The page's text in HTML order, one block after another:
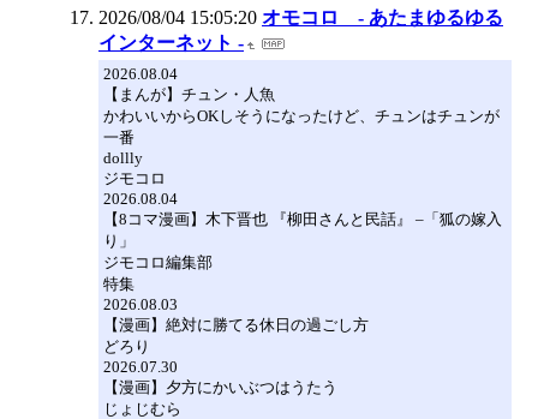
2026/08/04 15:05:20 オモコロ - あたまゆるゆる
インターネット -
2026.08.04
【まんが】チュン・人魚
かわいいからOKしそうになったけど、チュンはチュンが
一番
dollly
ジモコロ
2026.08.04
【8コマ漫画】木下晋也 『柳田さんと民話』 –「狐の嫁入
り」
ジモコロ編集部
特集
2026.08.03
【漫画】絶対に勝てる休日の過ごし方
どろり
2026.07.30
【漫画】夕方にかいぶつはうたう
じょじむら